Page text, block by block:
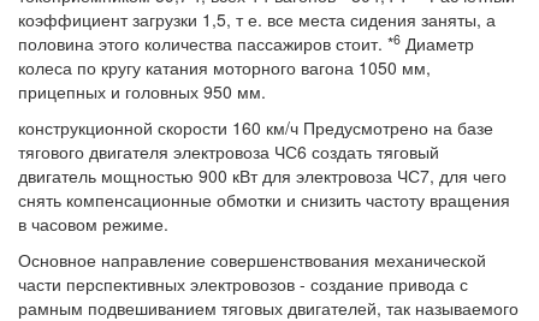
коэффициент загрузки 1,5, т е. все места сидения заняты, а
половина этого количества пассажиров стоит. *6 Диаметр
колеса по кругу катания моторного вагона 1050 мм,
прицепных и головных 950 мм.
конструкционной скорости 160 км/ч Предусмотрено на базе
тягового двигателя электровоза ЧС6 создать тяговый
двигатель мощностью 900 кВт для электровоза ЧС7, для чего
снять компенсационные обмотки и снизить частоту вращения
в часовом режиме.
Основное направление совершенствования механической
части перспективных электровозов - создание привода с
рамным подвешиванием тяговых двигателей, так называемого